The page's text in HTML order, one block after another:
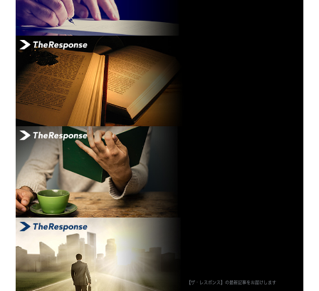
【ザ・レスポンス】の最新記事をお届けします